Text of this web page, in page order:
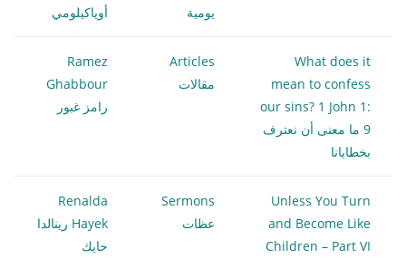
يومية
أوياكيلومي
What does it
mean to confess
our sins? 1 John 1:
9 ما معنى أن نعترف
بخطايانا
Articles
مقالات
Ramez
Ghabbour
رامز غبور
Unless You Turn
and Become Like
Children – Part VI
Sermons
عظات
Renalda
Hayek رينالدا
حايك